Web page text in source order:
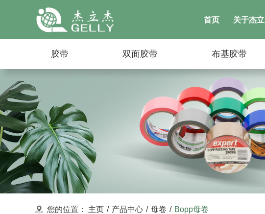
首页 关于杰立
胶带 双面胶带 布基胶带
您的位置： 主页 / 产品中心 / 母卷 / Bopp母卷